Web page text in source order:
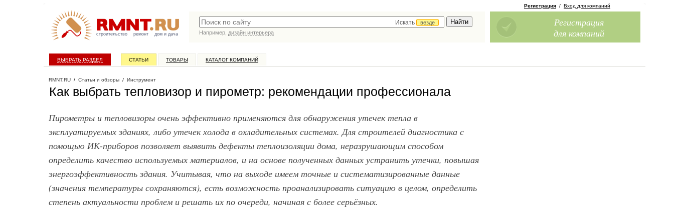
строительство ремонт дом и дача
Искать
везде
Например, дизайн интерьера
Регистрация / Вход для компаний
Регистрация
для компаний
ВЫБРАТЬ РАЗДЕЛ СТАТЬИ ТОВАРЫ КАТАЛОГ КОМПАНИЙ
RMNT.RU / Статьи и обзоры / Инструмент
Как выбрать тепловизор и пирометр: рекомендации профессионала
Пирометры и тепловизоры очень эффективно применяются для обнаружения утечек тепла в
эксплуатируемых зданиях, либо утечек холода в охладительных системах. Для строителей диагностика с
помощью ИК-приборов позволяет выявить дефекты теплоизоляции дома, неразрушающим способом
определить качество используемых материалов, и на основе полученных данных устранить утечки, повышая
энергоэффективность здания. Учитывая, что на выходе имеем точные и систематизированные данные
(значения температуры сохраняются), есть возможность проанализировать ситуацию в целом, определить
степень актуальности проблем и решать их по очереди, начиная с более серьёзных.